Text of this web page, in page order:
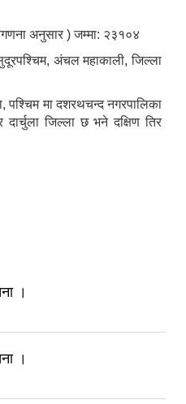
अनुसार ) जम्मा: २३१०४
अंचल महाकाली, जिल्ला
पश्चिम मा दशरथचन्द नगरपालिका
दार्चुला जिल्ला छ भने दक्षिण तिर
।
।